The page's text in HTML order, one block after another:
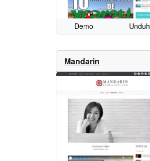
Demo Unduh
Mandarin